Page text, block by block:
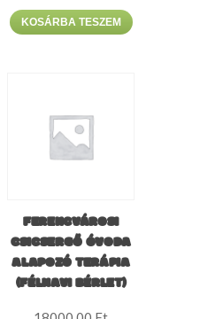
KOSÁRBA TESZEM
FERENCVÁROSI
CSICSERGŐ ÓVODA
ALAPOZÓ TERÁPIA
(FÉLHAVI BÉRLET)